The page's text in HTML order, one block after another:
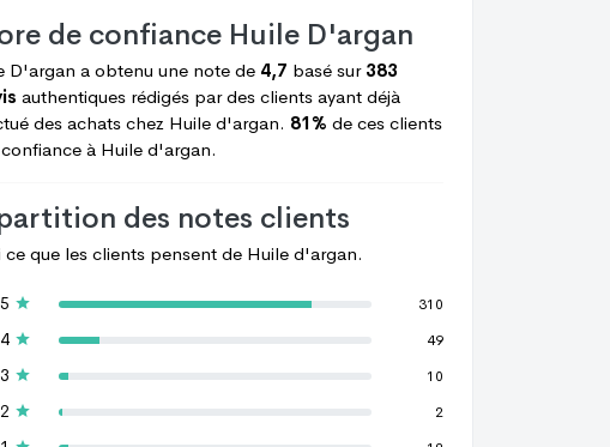
de confiance Huile D'argan
D'argan a obtenu une note de 4,7 basé sur 383
authentiques rédigés par des clients ayant déjà
des achats chez Huile d'argan. 81% de ces clients
à Huile d'argan.
des notes clients
ce que les clients pensent de Huile d'argan.
5 310
4 49
3 10
2 2